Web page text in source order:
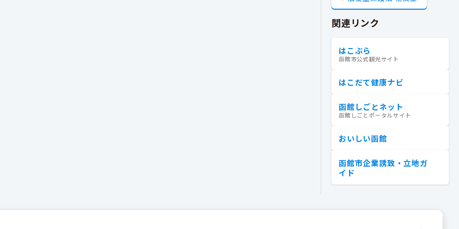
関連リンク
はこぶら
函館市公式観光サイト
はこだて健康ナビ
函館しごとネット
函館しごとポータルサイト
おいしい函館
函館市企業誘致・立地ガ
イド